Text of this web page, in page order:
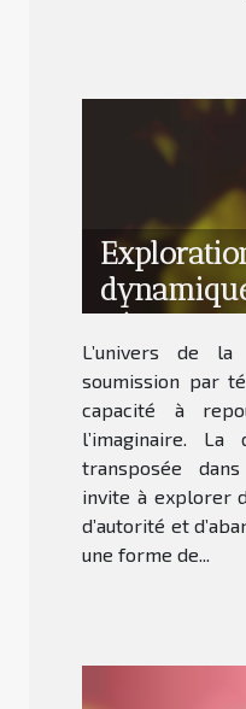
séance
L’univers de
soumission par
capacité à
l’imaginaire. La
transposée
invite à explorer
d’autorité et
une forme de...